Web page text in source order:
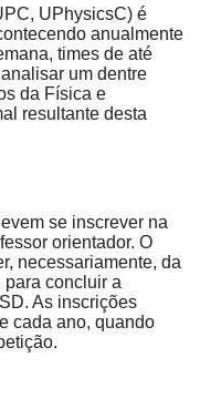
UPhysicsC) é
anualmente
times de até
um dentre
da Física e
resultante desta
se inscrever na
orientador. O
necessariamente, da
concluir a
As inscrições
cada ano, quando